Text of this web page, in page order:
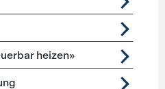
heizen»